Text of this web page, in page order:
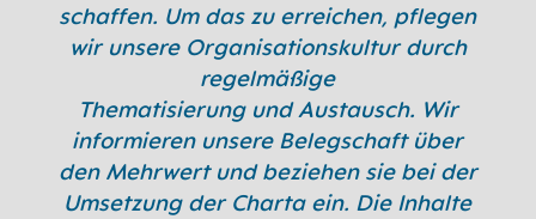
schaffen. Um das zu erreichen, pflegen
wir unsere Organisationskultur durch
regelmäßige
Thematisierung und Austausch. Wir
informieren unsere Belegschaft über
den Mehrwert und beziehen sie bei der
Umsetzung der Charta ein. Die Inhalte